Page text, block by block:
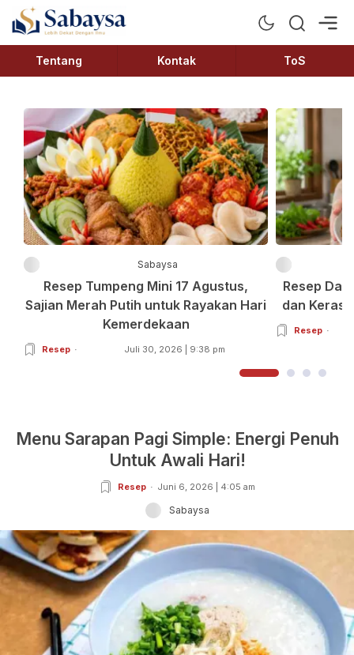
Sabaysa
Lebih Dekat Dengan Ilmu
Tentang Kontak ToS
Sabaysa
Resep Tumpeng Mini 17 Agustus,
Sajian Merah Putih untuk Rayakan Hari
Kemerdekaan
Resep Juli 30, 2026 | 9:38 pm
Resep
dan Keras
Resep
Menu Sarapan Pagi Simple: Energi Penuh
Untuk Awali Hari!
Resep Juni 6, 2026 | 4:05 am
Sabaysa